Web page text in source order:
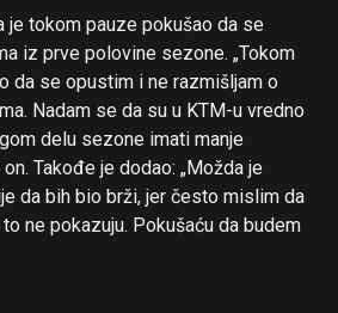
je tokom pauze pokušao da se
iz prve polovine sezone. „Tokom
da se opustim i ne razmišljam o
Nadam se da su u KTM-u vredno
delu sezone imati manje
Takođe je dodao: „Možda je
da bih bio brži, jer često mislim da
ne pokazuju. Pokušaću da budem